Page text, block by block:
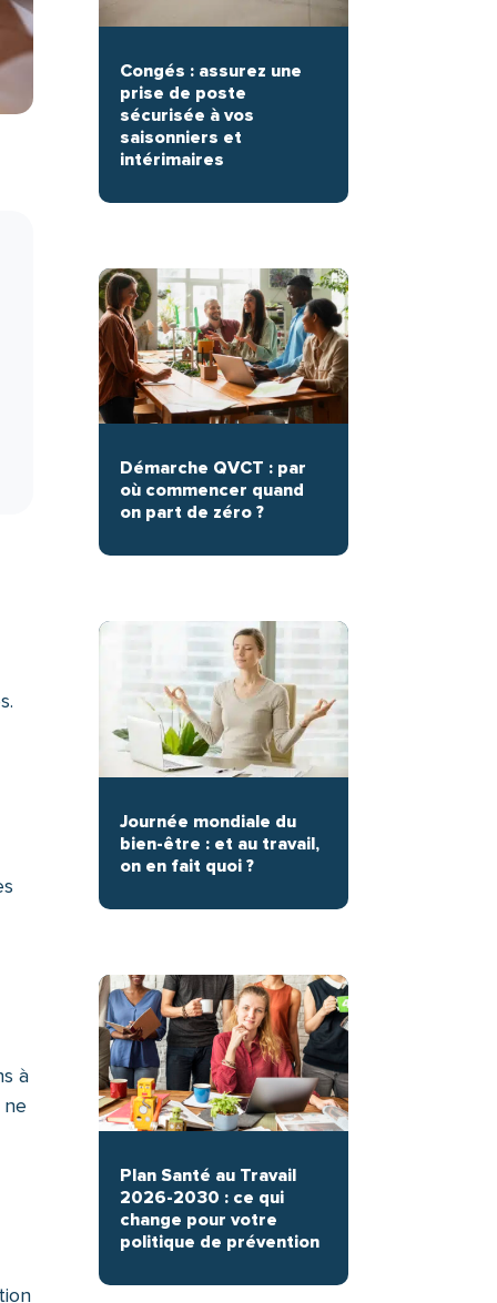
à
Congés : assurez une
prise de poste
sécurisée à vos
saisonniers et
intérimaires
Démarche QVCT : par
où commencer quand
on part de zéro ?
Journée mondiale du
bien-être : et au travail,
on en fait quoi ?
Plan Santé au Travail
2026-2030 : ce qui
change pour votre
politique de prévention